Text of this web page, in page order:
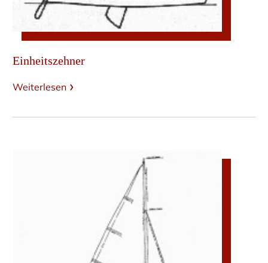
Einheitszehner
Weiterlesen